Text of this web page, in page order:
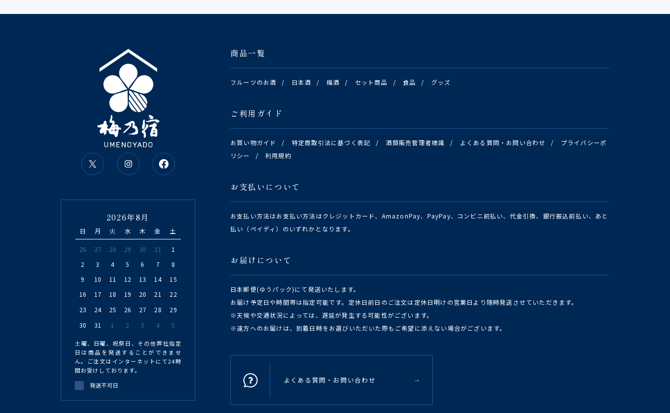
商品一覧
フルーツのお酒 / 日本酒 / 梅酒 / セット商品 / 食品 / グッズ
ご利用ガイド
お買い物ガイド / 特定商取引法に基づく表記 / 酒類販売管理者標識 / よくある質問・お問い合わせ /
プライバシーポ
リシー
/ 利用規約
お支払いについて
お支払い方法はお支払い方法はクレジットカード、AmazonPay、PayPay、コンビニ前払い、代金引換、銀行振込前払い、あと
払い（ペイディ）のいずれかとなります。
お届けについて
日本郵便(ゆうパック)にて発送いたします。
お届け予定日や時間帯は指定可能です。定休日前日のご注文は定休日明けの営業日より随時発送させていただきます。
※天候や交通状況によっては、遅延が発生する可能性がございます。
※遠方へのお届けは、到着日時をお選びいただいた際もご希望に添えない場合がございます。
よくある質問・お問い合わせ
2026年8月
日 月 火 水 木 金 土
26 27 28 29 30 31
1
2
3 4 5 6 7
8
9
10 11 12 13 14
15
16
17 18 19 20 21
22
23
24 25 26 27 28
29
30
31 1 2 3 4 5
土曜、日曜、祝祭日、その他弊社指定
日は商品を発送することができませ
ん。ご注文はインターネットにて24時
間お受けしております。
発送不可日